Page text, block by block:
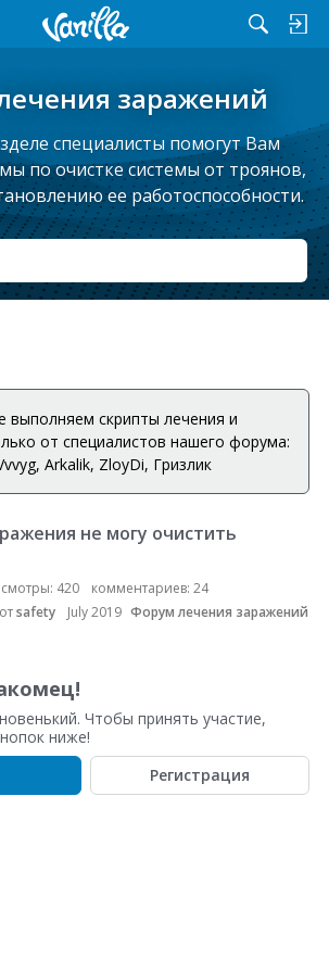
заражений
специалисты помогут Вам
по очистке системы от троянов,
ее работоспособности.
выполняем скрипты лечения и
от специалистов нашего форума:
Arkalik, ZloyDi, Гризлик
не могу очистить
420 комментариев: 24
safety July 2019 Форум лечения заражений
Чтобы принять участие,
ниже!
Регистрация